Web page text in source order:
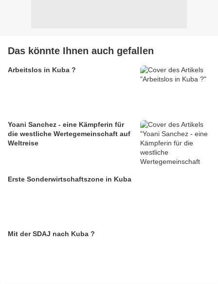
Das könnte Ihnen auch gefallen
Arbeitslos in Kuba ?
Yoani Sanchez - eine Kämpferin für
die westliche Wertegemeinschaft auf
Weltreise
Erste Sonderwirtschaftszone in Kuba
Mit der SDAJ nach Kuba ?